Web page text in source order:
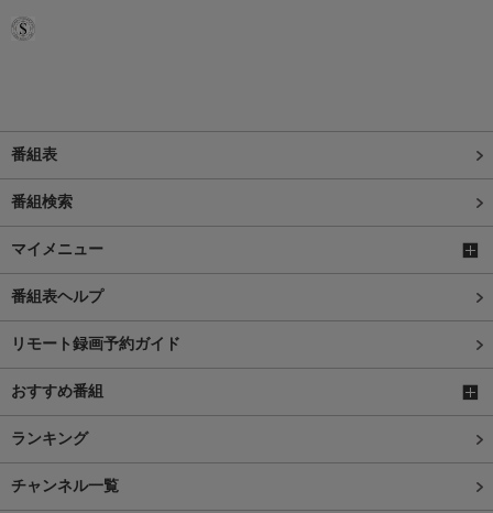
番組表
番組検索
マイメニュー
番組表ヘルプ
リモート録画予約ガイド
おすすめ番組
ランキング
チャンネル一覧